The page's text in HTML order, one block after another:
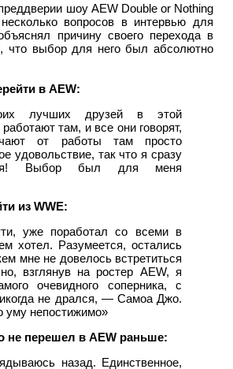
шоу AEW Double or Nothing
вопросов в интервью для
причину своего перехода в
что выбор для него был абсолютно
в AEW:
лучших друзей в этой
там, и все они говорят,
от работы там просто
удовольствие, так что я сразу
Выбор был для меня
из WWE:
уже поработал со всеми в
хотел. Разумеется, остались
мне не довелось встретиться
взглянув на ростер AEW, я
очевидного соперника, с
не дрался, — Самоа Джо.
уму непостижимо»
не перешел в AEW раньше:
назад. Единственное,